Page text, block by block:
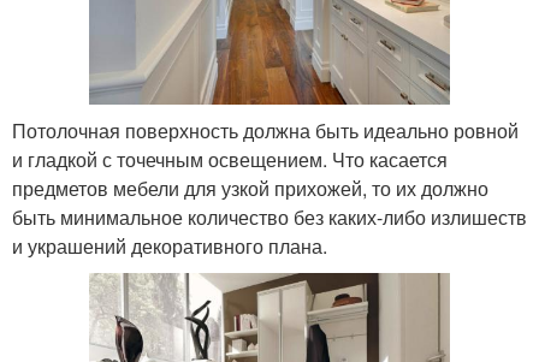
Потолочная поверхность должна быть идеально ровной
и гладкой с точечным освещением. Что касается
предметов мебели для узкой прихожей, то их должно
быть минимальное количество без каких-либо излишеств
и украшений декоративного плана.